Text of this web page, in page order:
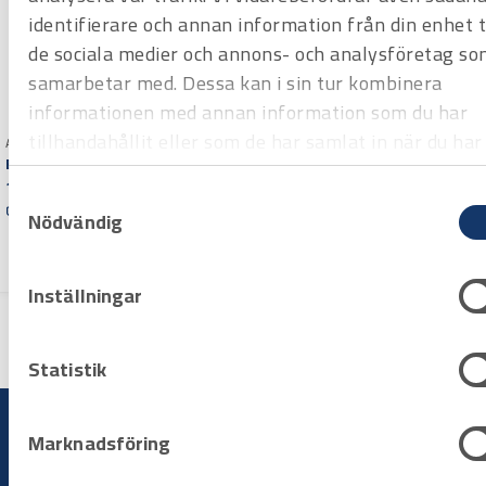
identifierare och annan information från din enhet
de sociala medier och annons- och analysföretag
samarbetar med. Dessa kan i sin tur kombinera
informationen med annan information som du har
använt deras tjänster.
Samtyckesval
Nödvändig
Inställningar
Statistik
Marknadsföring
Art.nr 2374998
Bitshållare Hultafors BHP
1/4″ ledbar
Offertpris
Art.nr 2374999
Bitshållare Wiha magnetisk
1/4″
Offertpris